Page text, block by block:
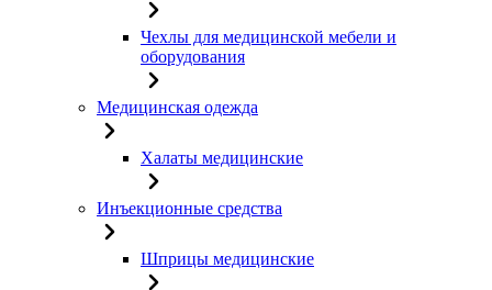
Чехлы для медицинской мебели и
оборудования
Медицинская одежда
Халаты медицинские
Инъекционные средства
Шприцы медицинские